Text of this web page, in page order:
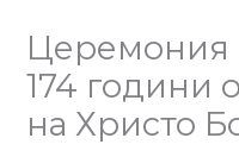
Церемония
174 години
на Христо